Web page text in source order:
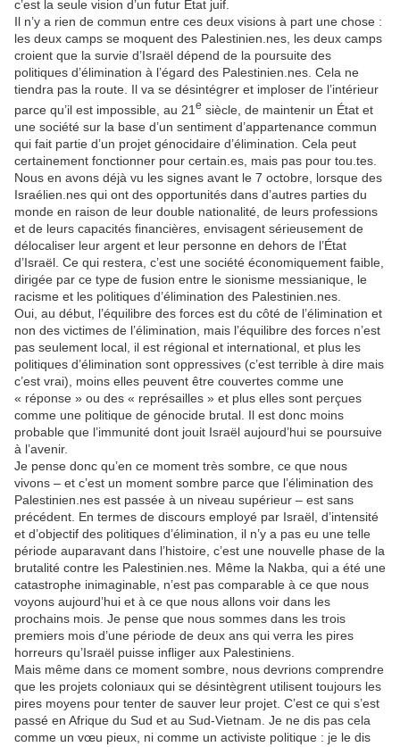
c’est la seule vision d’un futur État juif.
Il n’y a rien de commun entre ces deux visions à part une chose :
les deux camps se moquent des Palestinien.nes, les deux camps
croient que la survie d’Israël dépend de la poursuite des
politiques d’élimination à l’égard des Palestinien.nes. Cela ne
tiendra pas la route. Il va se désintégrer et imploser de l’intérieur
parce qu’il est impossible, au 21 e siècle, de maintenir un État et
une société sur la base d’un sentiment d’appartenance commun
qui fait partie d’un projet génocidaire d’élimination. Cela peut
certainement fonctionner pour certain.es, mais pas pour tou.tes.
Nous en avons déjà vu les signes avant le 7 octobre, lorsque des
Israélien.nes qui ont des opportunités dans d’autres parties du
monde en raison de leur double nationalité, de leurs professions
et de leurs capacités financières, envisagent sérieusement de
délocaliser leur argent et leur personne en dehors de l’État
d’Israël. Ce qui restera, c’est une société économiquement faible,
dirigée par ce type de fusion entre le sionisme messianique, le
racisme et les politiques d’élimination des Palestinien.nes.
Oui, au début, l’équilibre des forces est du côté de l’élimination et
non des victimes de l’élimination, mais l’équilibre des forces n’est
pas seulement local, il est régional et international, et plus les
politiques d’élimination sont oppressives (c’est terrible à dire mais
c’est vrai), moins elles peuvent être couvertes comme une
« réponse » ou des « représailles » et plus elles sont perçues
comme une politique de génocide brutal. Il est donc moins
probable que l’immunité dont jouit Israël aujourd’hui se poursuive
à l’avenir.
Je pense donc qu’en ce moment très sombre, ce que nous
vivons – et c’est un moment sombre parce que l’élimination des
Palestinien.nes est passée à un niveau supérieur – est sans
précédent. En termes de discours employé par Israël, d’intensité
et d’objectif des politiques d’élimination, il n’y a pas eu une telle
période auparavant dans l’histoire, c’est une nouvelle phase de la
brutalité contre les Palestinien.nes. Même la Nakba, qui a été une
catastrophe inimaginable, n’est pas comparable à ce que nous
voyons aujourd’hui et à ce que nous allons voir dans les
prochains mois. Je pense que nous sommes dans les trois
premiers mois d’une période de deux ans qui verra les pires
horreurs qu’Israël puisse infliger aux Palestiniens.
Mais même dans ce moment sombre, nous devrions comprendre
que les projets coloniaux qui se désintègrent utilisent toujours les
pires moyens pour tenter de sauver leur projet. C’est ce qui s’est
passé en Afrique du Sud et au Sud-Vietnam. Je ne dis pas cela
comme un vœu pieux, ni comme un activiste politique : je le dis